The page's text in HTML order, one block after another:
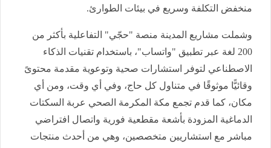
منخفض التكلفة وسريع في بيئات الطوارئ.
وشملت مشاريع المدينة منصة "حجّي" التفاعلية بأكثر من
200 لغة عبر تطبيق "واتساب"، باستخدام تقنيات الذكاء
الاصطناعي لتوفر استشارات صحية وتوعوية مقدمة محتوىً
وقائيًّا موثوقًا في متناول كل حاج، وفي أي وقت، ومن أي
مكان، كما قدم تجمع مكة المكرمة الصحي عربة السكتات
الدماغية المزودة بأشعة مقطعية فورية واتصال افتراضي
مباشر مع استشاريين متخصصين، وهي من أحدث منتجات